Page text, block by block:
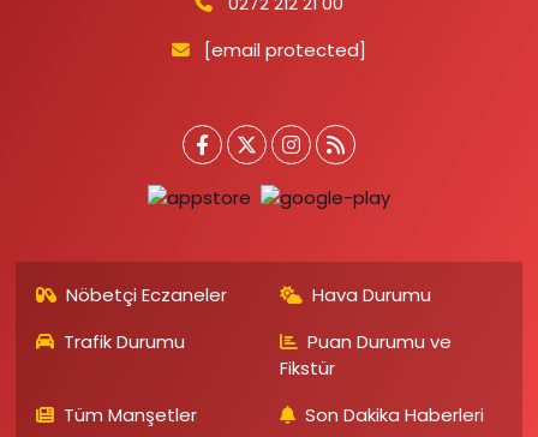
[email protected]
Nöbetçi Eczaneler
Hava Durumu
Trafik Durumu
Puan Durumu ve
Fikstür
Tüm Manşetler
Son Dakika Haberleri